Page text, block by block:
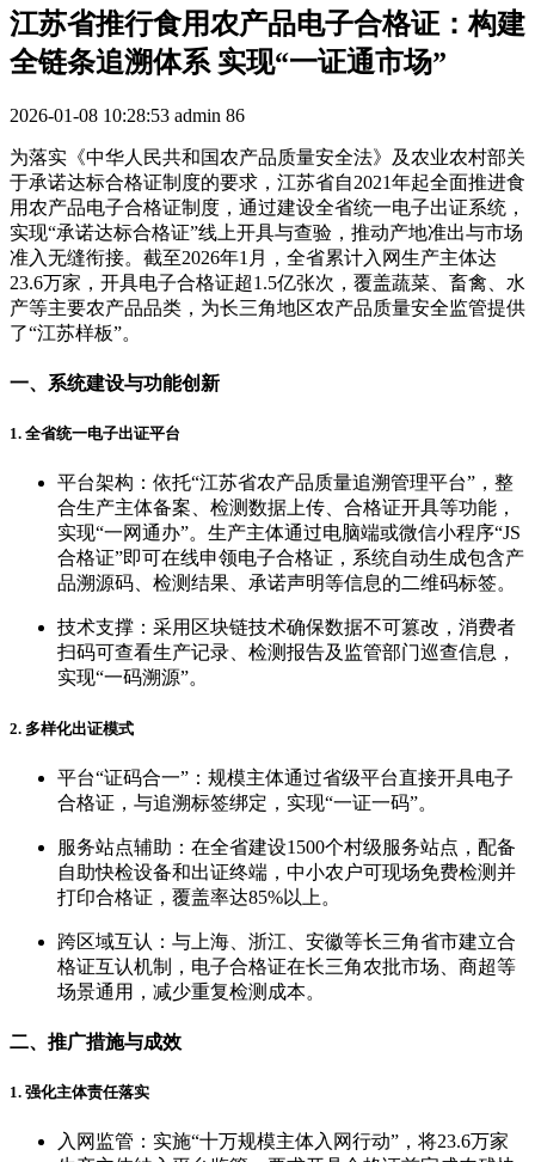
江苏省推行食用农产品电子合格证：构建
全链条追溯体系 实现“一证通市场”
2026-01-08 10:28:53 admin 86
为落实《中华人民共和国农产品质量安全法》及农业农村部关
于承诺达标合格证制度的要求，江苏省自2021年起全面推进食
用农产品电子合格证制度，通过建设全省统一电子出证系统，
实现“承诺达标合格证”线上开具与查验，推动产地准出与市场
准入无缝衔接。截至2026年1月，全省累计入网生产主体达
23.6万家，开具电子合格证超1.5亿张次，覆盖蔬菜、畜禽、水
产等主要农产品品类，为长三角地区农产品质量安全监管提供
了“江苏样板”。
一、系统建设与功能创新
1. 全省统一电子出证平台
平台架构：依托“江苏省农产品质量追溯管理平台”，整
合生产主体备案、检测数据上传、合格证开具等功能，
实现“一网通办”。生产主体通过电脑端或微信小程序“JS
合格证”即可在线申领电子合格证，系统自动生成包含产
品溯源码、检测结果、承诺声明等信息的二维码标签。
技术支撑：采用区块链技术确保数据不可篡改，消费者
扫码可查看生产记录、检测报告及监管部门巡查信息，
实现“一码溯源”。
2. 多样化出证模式
平台“证码合一”：规模主体通过省级平台直接开具电子
合格证，与追溯标签绑定，实现“一证一码”。
服务站点辅助：在全省建设1500个村级服务站点，配备
自助快检设备和出证终端，中小农户可现场免费检测并
打印合格证，覆盖率达85%以上。
跨区域互认：与上海、浙江、安徽等长三角省市建立合
格证互认机制，电子合格证在长三角农批市场、商超等
场景通用，减少重复检测成本。
二、推广措施与成效
1. 强化主体责任落实
入网监管：实施“十万规模主体入网行动”，将23.6万家